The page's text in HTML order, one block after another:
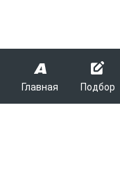
Главная Подбор